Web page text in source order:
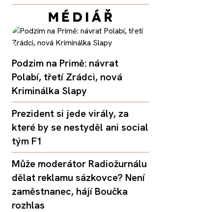
Podzim na Primě: návrat
Polabí, třetí Zrádci, nová
Kriminálka Slapy
Prezident si jede virály, za
které by se nestyděl ani social
tým F1
Může moderátor Radiožurnálu
dělat reklamu sázkovce? Není
zaměstnanec, hájí Boučka
rozhlas